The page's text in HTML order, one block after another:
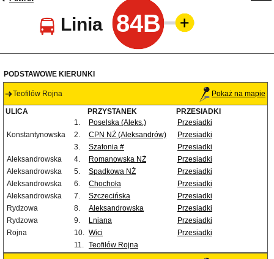
Linia 84B
PODSTAWOWE KIERUNKI
Teofilów Rojna Pokaż na mapie
ULICA PRZYSTANEK
PRZESIADKI
1.
Poselska (Aleks.)
Przesiadki
Konstantynowska
2. CPN NŻ (Aleksandrów)
Przesiadki
3.
Szatonia #
Przesiadki
Aleksandrowska
4. Romanowska NŻ
Przesiadki
Aleksandrowska
5. Spadkowa NŻ
Przesiadki
Aleksandrowska
6. Chochoła
Przesiadki
Aleksandrowska
7. Szczecińska
Przesiadki
Rydzowa
8. Aleksandrowska
Przesiadki
Rydzowa
9. Lniana
Przesiadki
Rojna
10. Wici
Przesiadki
11. Teofilów Rojna